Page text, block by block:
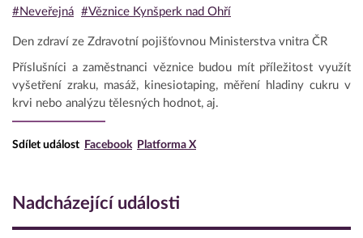
#Neveřejná #Věznice Kynšperk nad Ohří
Den zdraví ze Zdravotní pojišťovnou Ministerstva vnitra ČR
Příslušníci a zaměstnanci věznice budou mít příležitost využít
vyšetření zraku, masáž, kinesiotaping, měření hladiny cukru v
krvi nebo analýzu tělesných hodnot, aj.
Sdílet událost Facebook Platforma X
Nadcházející události